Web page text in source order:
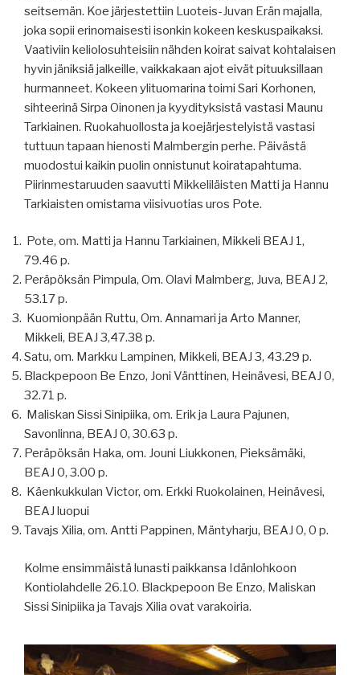
seitsemän. Koe järjestettiin Luoteis-Juvan Erän majalla,
joka sopii erinomaisesti isonkin kokeen keskuspaikaksi.
Vaativiin keliolosuhteisiin nähden koirat saivat kohtalaisen
hyvin jäniksiä jalkeille, vaikkakaan ajot eivät pituuksillaan
hurmanneet. Kokeen ylituomarina toimi Sari Korhonen,
sihteerinä Sirpa Oinonen ja kyydityksistä vastasi Maunu
Tarkiainen. Ruokahuollosta ja koejärjestelyistä vastasi
tuttuun tapaan hienosti Malmbergin perhe. Päivästä
muodostui kaikin puolin onnistunut koiratapahtuma.
Piirinmestaruuden saavutti Mikkeliläisten Matti ja Hannu
Tarkiaisten omistama viisivuotias uros Pote.
Pote, om. Matti ja Hannu Tarkiainen, Mikkeli BEAJ 1,
79.46 p.
Peräpöksän Pimpula, Om. Olavi Malmberg, Juva, BEAJ 2,
53.17 p.
Kuomionpään Ruttu, Om. Annamari ja Arto Manner,
Mikkeli, BEAJ 3,47.38 p.
Satu, om. Markku Lampinen, Mikkeli, BEAJ 3, 43.29 p.
Blackpepoon Be Enzo, Joni Vänttinen, Heinävesi, BEAJ 0,
32.71 p.
Maliskan Sissi Sinipiika, om. Erik ja Laura Pajunen,
Savonlinna, BEAJ 0, 30.63 p.
Peräpöksän Haka, om. Jouni Liukkonen, Pieksämäki,
BEAJ 0, 3.00 p.
Käenkukkulan Victor, om. Erkki Ruokolainen, Heinävesi,
BEAJ luopui
Tavajs Xilia, om. Antti Pappinen, Mäntyharju, BEAJ 0, 0 p.
Kolme ensimmäistä lunasti paikkansa Idänlohkoon
Kontiolahdelle 26.10. Blackpepoon Be Enzo, Maliskan
Sissi Sinipiika ja Tavajs Xilia ovat varakoiria.